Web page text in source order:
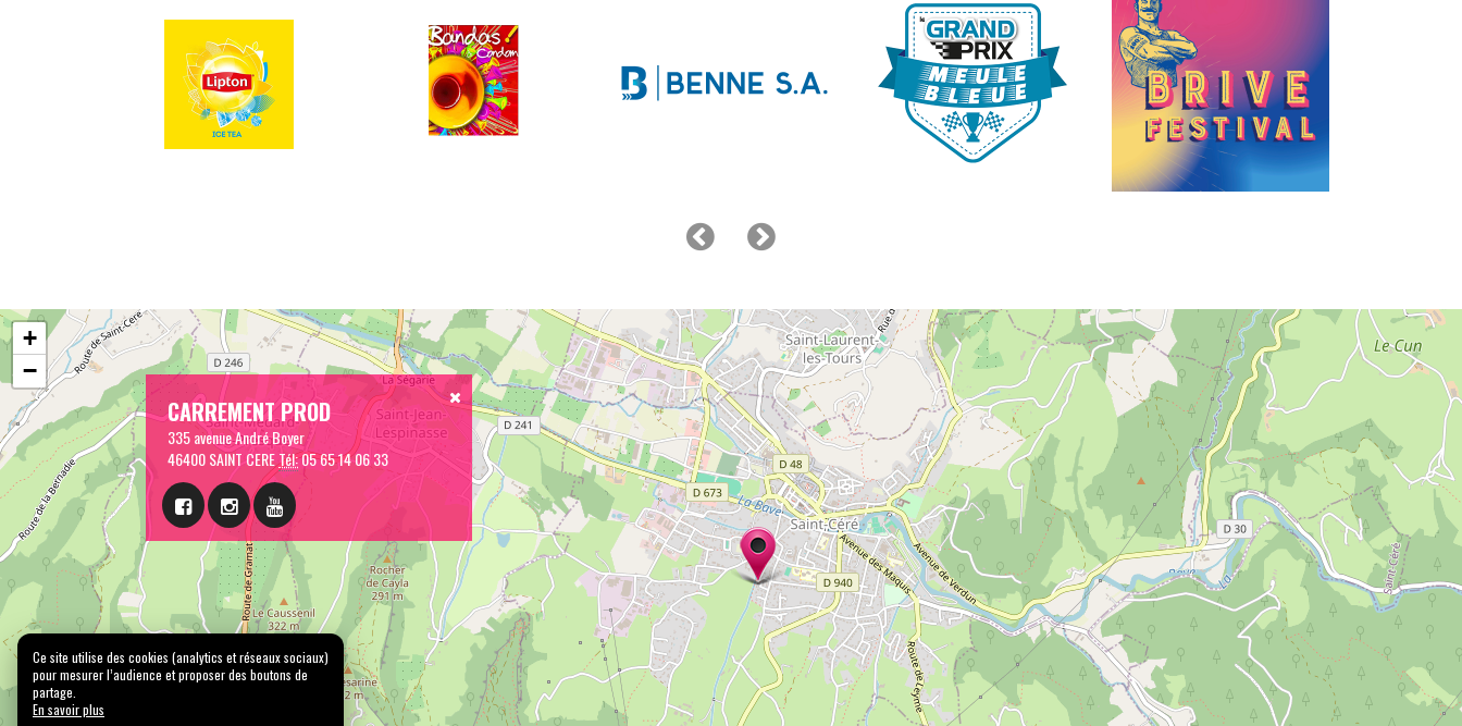
CARREMENT PROD
335 avenue André Boyer
46400 SAINT CERETél:05 65 14 06 33
+
−
Ce site utilise des cookies (analytics et réseaux sociaux)
pour mesurer l’audience et proposer des boutons de
partage.
En savoir plus